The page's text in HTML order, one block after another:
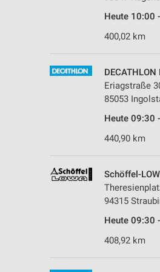
Heute 10:00
400,02 km
Eriagstraße
85053
Heute 09:30
440,90 km
Schöffel-
94315
Heute 09:30
408,92 km